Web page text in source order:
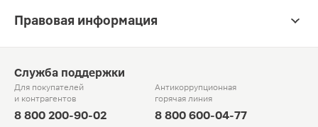
Правовая информация
Служба поддержки
Для покупателей
и контрагентов
8 800 200-90-02
Антикоррупционная
горячая линия
8 800 600-04-77